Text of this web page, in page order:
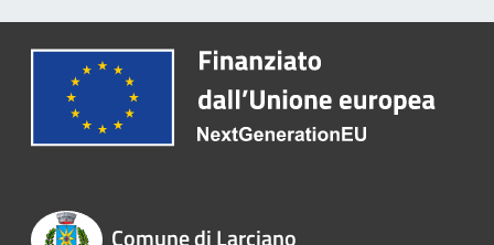
Comune di Larciano